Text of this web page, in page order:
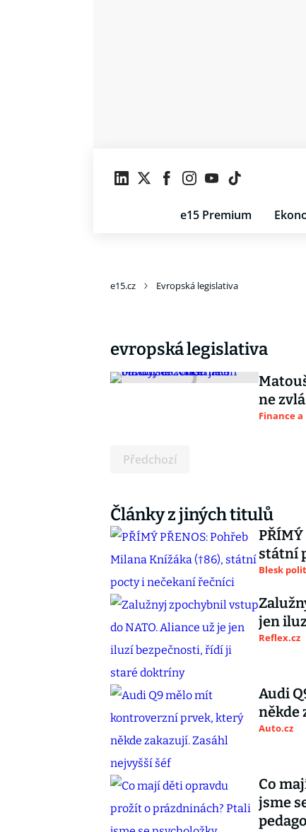
e15 Premium
e15.cz Evropská legislativa
evropská legislativa
ne
Finance
Předchozí
Články z jiných titulů
státní
Blesk
jen
Reflex.cz
Audi
někde
Auto.cz
Co
jsme